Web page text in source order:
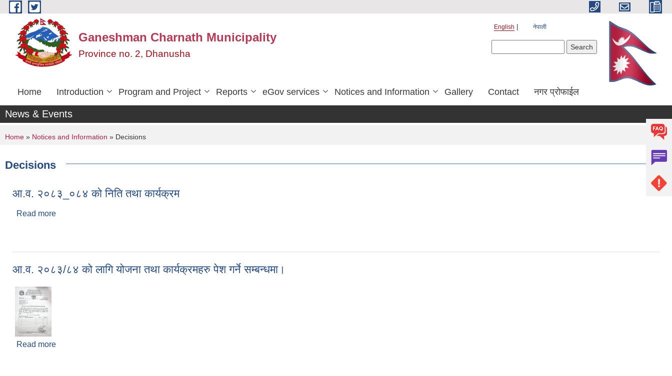
Skip to main content
Ganeshman Charnath Municipality
Province no. 2, Dhanusha
English नेपाली
Home Introduction Program and Project Reports eGov services Notices and Information Gallery Contact नगर प्रोफाईल
News & Events
You are here
Home » Notices and Information » Decisions
Decisions
आ.व. २०८३_०८४ को निति तथा कार्यक्रम
Read more
आ.व. २०८३/८४ को लागि योजना तथा कार्यक्रमहरु पेश गर्ने सम्बन्धमा।
Read more